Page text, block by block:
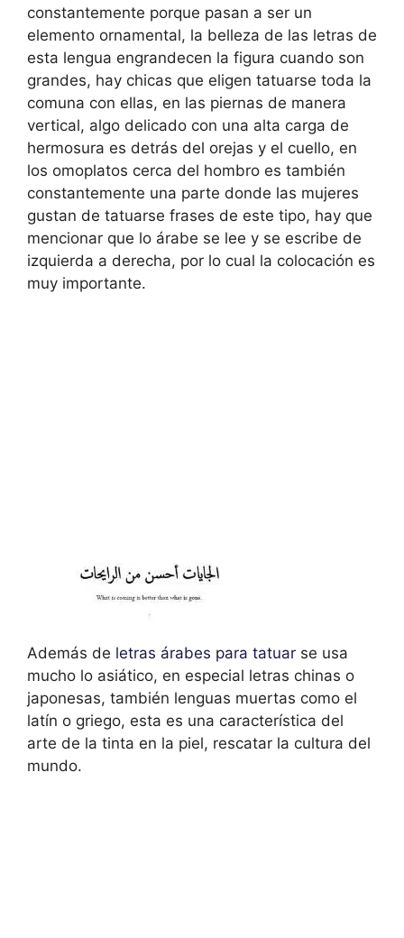
constantemente porque pasan a ser un
elemento ornamental, la belleza de las letras de
esta lengua engrandecen la figura cuando son
grandes, hay chicas que eligen tatuarse toda la
comuna con ellas, en las piernas de manera
vertical, algo delicado con una alta carga de
hermosura es detrás del orejas y el cuello, en
los omoplatos cerca del hombro es también
constantemente una parte donde las mujeres
gustan de tatuarse frases de este tipo, hay que
mencionar que lo árabe se lee y se escribe de
izquierda a derecha, por lo cual la colocación es
muy importante.
Además de letras árabes para tatuar se usa
mucho lo asiático, en especial letras chinas o
japonesas, también lenguas muertas como el
latín o griego, esta es una característica del
arte de la tinta en la piel, rescatar la cultura del
mundo.